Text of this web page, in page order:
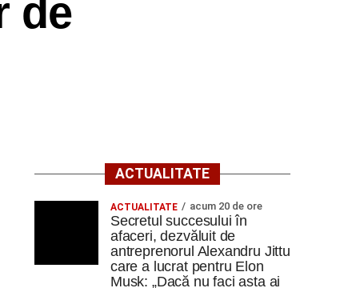
de
ACTUALITATE
ACTUALITATE acum 20 de ore
Secretul succesului în
afaceri, dezvăluit de
antreprenorul Alexandru Jittu
care a lucrat pentru Elon
Musk: „Dacă nu faci asta ai